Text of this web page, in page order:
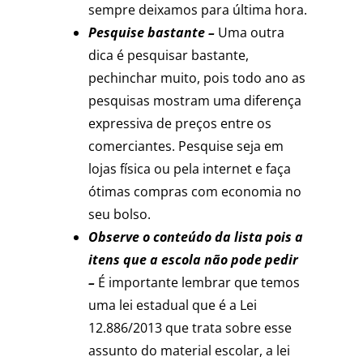
sempre deixamos para última hora.
Pesquise bastante – Uma outra
dica é pesquisar bastante,
pechinchar muito, pois todo ano as
pesquisas mostram uma diferença
expressiva de preços entre os
comerciantes. Pesquise seja em
lojas física ou pela internet e faça
ótimas compras com economia no
seu bolso.
Observe o conteúdo da lista pois a
itens que a escola não pode pedir
– É importante lembrar que temos
uma lei estadual que é a Lei
12.886/2013 que trata sobre esse
assunto do material escolar, a lei